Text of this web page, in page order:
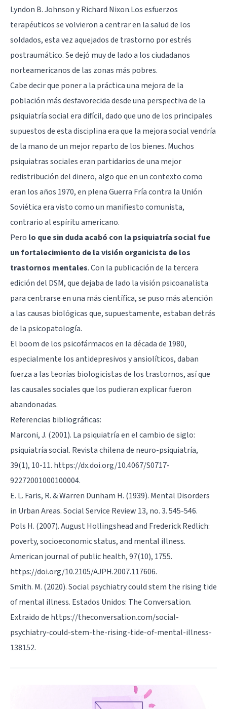
Lyndon B. Johnson y Richard Nixon.Los esfuerzos
terapéuticos se volvieron a centrar en la salud de los
soldados, esta vez aquejados de trastorno por estrés
postraumático. Se dejó muy de lado a los ciudadanos
norteamericanos de las zonas más pobres.
Cabe decir que poner a la práctica una mejora de la
población más desfavorecida desde una perspectiva de la
psiquiatría social era difícil, dado que uno de los principales
supuestos de esta disciplina era que la mejora social vendría
de la mano de un mejor reparto de los bienes. Muchos
psiquiatras sociales eran partidarios de una mejor
redistribución del dinero, algo que en un contexto como
eran los años 1970, en plena Guerra Fría contra la Unión
Soviética era visto como un manifiesto comunista,
contrario al espíritu americano.
Pero lo que sin duda acabó con la psiquiatría social fue
un fortalecimiento de la visión organicista de los
trastornos mentales. Con la publicación de la tercera
edición del DSM, que dejaba de lado la visión psicoanalista
para centrarse en una más científica, se puso más atención
a las causas biológicas que, supuestamente, estaban detrás
de la psicopatología.
El boom de los psicofármacos en la década de 1980,
especialmente losantidepresivosyansiolíticos, daban
fuerza a las teorías biologicistas de los trastornos, así que
las causales sociales que los pudieran explicar fueron
abandonadas.
Referencias bibliográficas:
Marconi, J. (2001). La psiquiatría en el cambio de siglo:
psiquiatría social. Revista chilena de neuro-psiquiatría,
39(1), 10-11. https://dx.doi.org/10.4067/S0717-
92272001000100004.
E. L. Faris, R. & Warren Dunham H. (1939). Mental Disorders
in Urban Areas. Social Service Review 13, no. 3. 545-546.
Pols H. (2007). August Hollingshead and Frederick Redlich:
poverty, socioeconomic status, and mental illness.
American journal of public health, 97(10), 1755.
https://doi.org/10.2105/AJPH.2007.117606.
Smith. M. (2020). Social psychiatry could stem the rising tide
of mental illness. Estados Unidos: The Conversation.
Extraido de https://theconversation.com/social-
psychiatry-could-stem-the-rising-tide-of-mental-illness-
138152.